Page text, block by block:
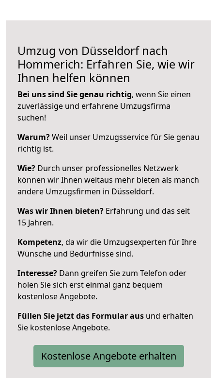
Umzug von Düsseldorf nach
Hommerich: Erfahren Sie, wie wir
Ihnen helfen können
Bei uns sind Sie genau richtig, wenn Sie einen
zuverlässige und erfahrene Umzugsfirma
suchen!
Warum?Weil unser Umzugsservice für Sie genau
richtig ist.
Wie? Durch unser professionelles Netzwerk
können wir Ihnen weitaus mehr bieten als manch
andere Umzugsfirmen in Düsseldorf.
Was wir Ihnen bieten? Erfahrung und das seit
15 Jahren.
Kompetenz, da wir die Umzugsexperten für Ihre
Wünsche und Bedürfnisse sind.
Interesse? Dann greifen Sie zum Telefon oder
holen Sie sich erst einmal ganz bequem
kostenlose Angebote.
Füllen Sie jetzt das Formular aus und erhalten
Sie kostenlose Angebote.
Kostenlose Angebote erhalten